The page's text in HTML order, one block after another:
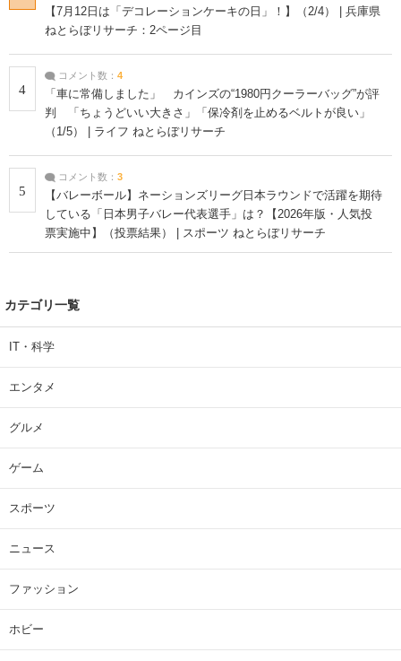
【7月12日は「デコレーションケーキの日」！】（2/4） | 兵庫県
ねとらぼリサーチ：2ページ目
4
コメント数： 4
「車に常備しました」 カインズの“1980円クーラーバッグ”が評
判 「ちょうどいい大きさ」「保冷剤を止めるベルトが良い」
（1/5） | ライフ ねとらぼリサーチ
5
コメント数： 3
【バレーボール】ネーションズリーグ日本ラウンドで活躍を期待
している「日本男子バレー代表選手」は？【2026年版・人気投
票実施中】（投票結果） | スポーツ ねとらぼリサーチ
カテゴリ一覧
IT・科学
エンタメ
グルメ
ゲーム
スポーツ
ニュース
ファッション
ホビー